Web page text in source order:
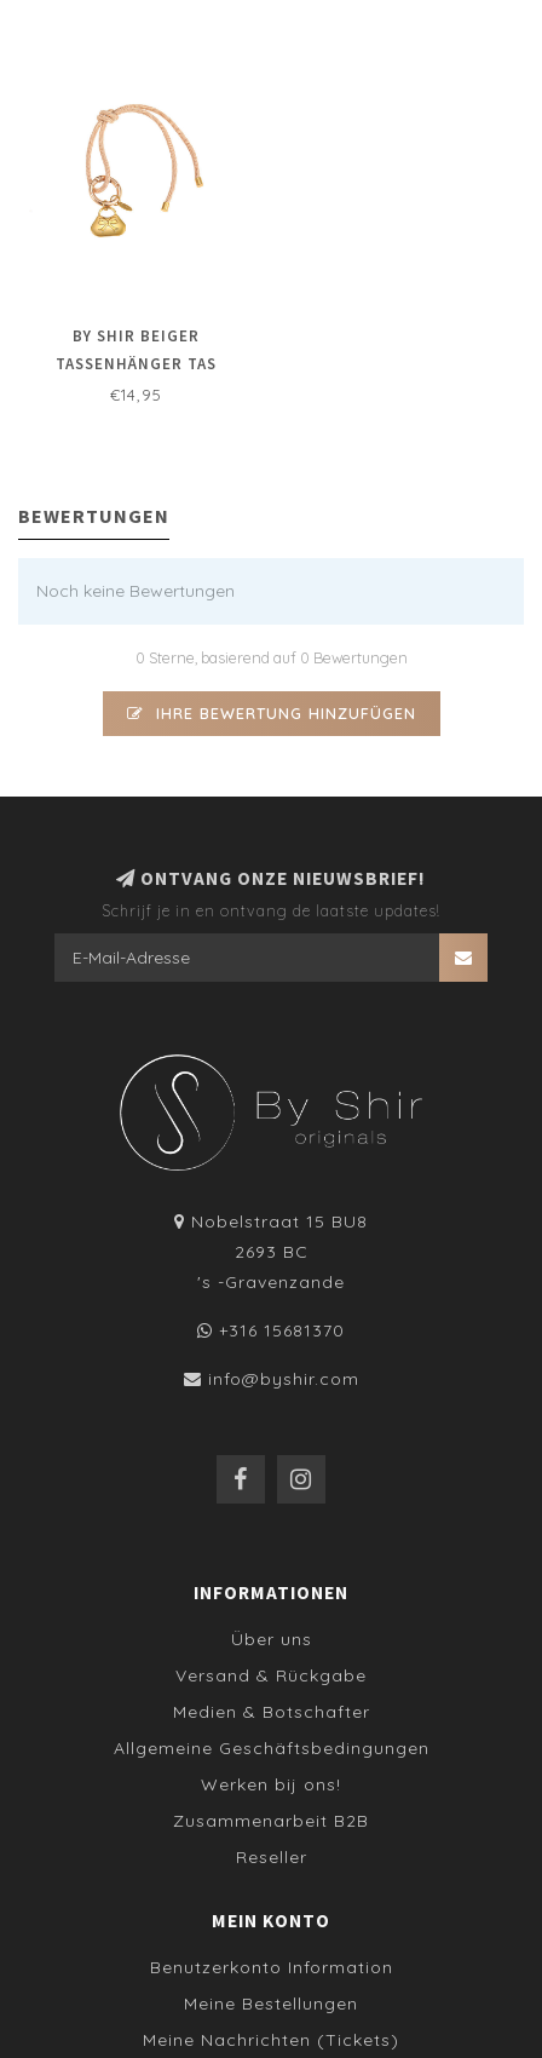
BY SHIR BEIGER
TASSENHÄNGER TAS
€14,95
BEWERTUNGEN
Noch keine Bewertungen
0 Sterne, basierend auf 0 Bewertungen
IHRE BEWERTUNG HINZUFÜGEN
ONTVANG ONZE NIEUWSBRIEF!
Schrijf je in en ontvang de laatste updates!
Nobelstraat 15 BU8
2693 BC
's -Gravenzande
+316 15681370
info@byshir.com
INFORMATIONEN
Über uns
Versand & Rückgabe
Medien & Botschafter
Allgemeine Geschäftsbedingungen
Werken bij ons!
Zusammenarbeit B2B
Reseller
MEIN KONTO
Benutzerkonto Information
Meine Bestellungen
Meine Nachrichten (Tickets)